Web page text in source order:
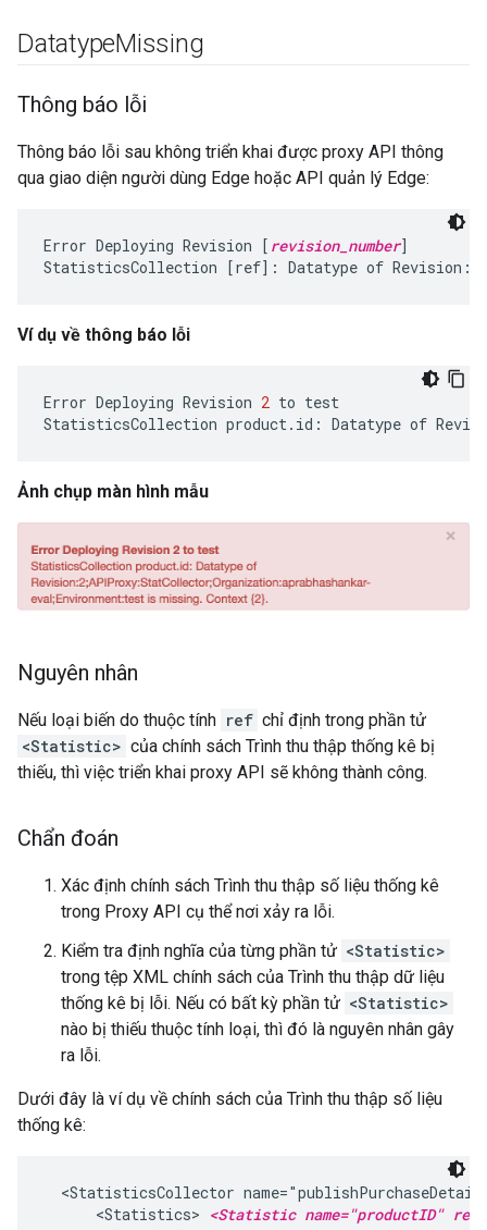
DatatypeMissing
Thông báo lỗi
Thông báo lỗi sau không triển khai được proxy API thông
qua giao diện người dùng Edge hoặc API quản lý Edge:
Error Deploying Revision [ revision_number]
StatisticsCollection [ref]: Datatype of Revision:[
Ví dụ về thông báo lỗi
Error Deploying Revision 2 to test
StatisticsCollection product. id : Datatype of
Ảnh chụp màn hình mẫu
Nguyên nhân
Nếu loại biến do thuộc tính ref chỉ định trong phần tử
<Statistic> của chính sách Trình thu thập thống kê bị
thiếu, thì việc triển khai proxy API sẽ không thành công.
Chẩn đoán
Xác định chính sách Trình thu thập số liệu thống kê
trong Proxy API cụ thể nơi xảy ra lỗi.
Kiểm tra định nghĩa của từng phần tử <Statistic>
trong tệp XML chính sách của Trình thu thập dữ liệu
thống kê bị lỗi. Nếu có bất kỳ phần tử <Statistic>
nào bị thiếu thuộc tính loại, thì đó là nguyên nhân gây
ra lỗi.
Dưới đây là ví dụ về chính sách của Trình thu thập số liệu
thống kê:
<StatisticsCollector
      <Statistics>
<Statistic name="productID"